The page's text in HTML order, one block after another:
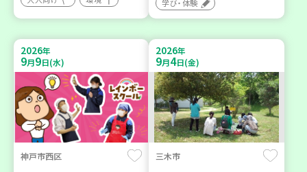
学び・体験
2026年
9月9日(水)
神戸市西区
2026年
9月4日(金)
三木市